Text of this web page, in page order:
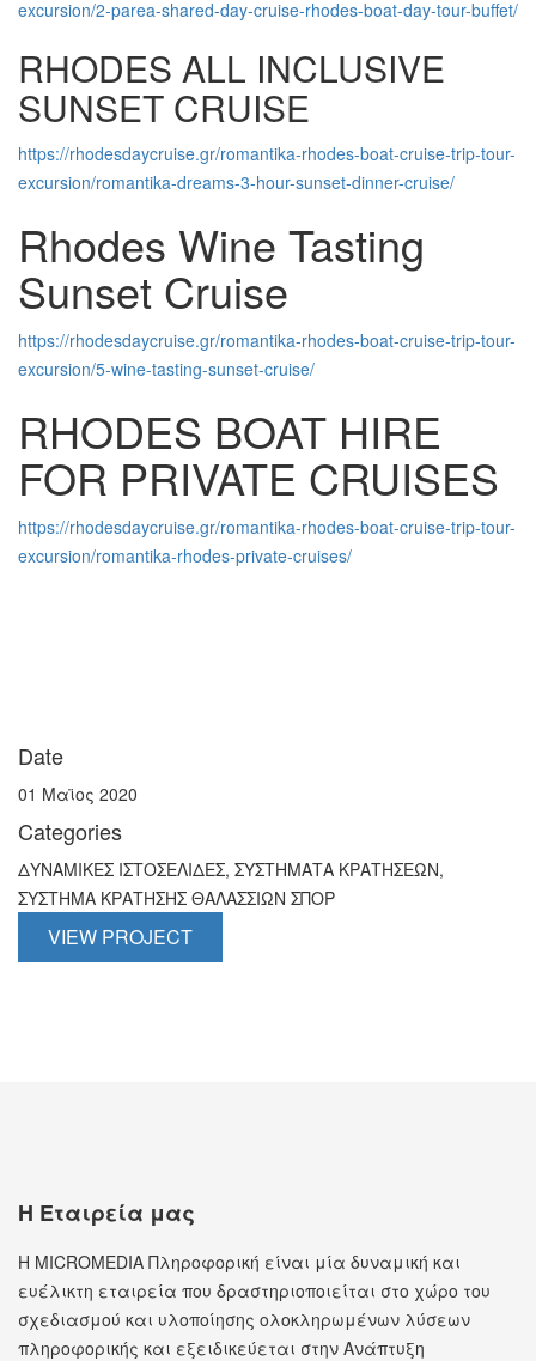
excursion/2-parea-shared-day-cruise-rhodes-boat-day-tour-buffet/
RHODES ALL INCLUSIVE
SUNSET CRUISE
https://rhodesdaycruise.gr/romantika-rhodes-boat-cruise-trip-tour-
excursion/romantika-dreams-3-hour-sunset-dinner-cruise/
Rhodes Wine Tasting
Sunset Cruise
https://rhodesdaycruise.gr/romantika-rhodes-boat-cruise-trip-tour-
excursion/5-wine-tasting-sunset-cruise/
RHODES BOAT HIRE
FOR PRIVATE CRUISES
https://rhodesdaycruise.gr/romantika-rhodes-boat-cruise-trip-tour-
excursion/romantika-rhodes-private-cruises/
Date
01 Μαϊος 2020
Categories
ΔΥΝΑΜΙΚΕΣ ΙΣΤΟΣΕΛΙΔΕΣ, ΣΥΣΤΗΜΑΤΑ ΚΡΑΤΗΣΕΩΝ,
ΣΥΣΤΗΜΑ ΚΡΑΤΗΣΗΣ ΘΑΛΑΣΣΙΩΝ ΣΠΟΡ
VIEW PROJECT
Η Εταιρεία μας
Η MICROMEDIA Πληροφορική είναι μία δυναμική και
ευέλικτη εταιρεία που δραστηριοποιείται στο χώρο του
σχεδιασμού και υλοποίησης ολοκληρωμένων λύσεων
πληροφορικής και εξειδικεύεται στην Ανάπτυξη